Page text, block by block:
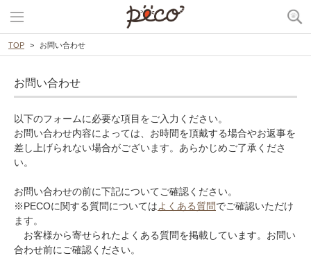
TOP お問い合わせ
お問い合わせ
以下のフォームに必要な項目をご入力ください。
お問い合わせ内容によっては、お時間を頂戴する場合やお返事を
差し上げられない場合がございます。あらかじめご了承くださ
い。
お問い合わせの前に下記についてご確認ください。
※PECOに関する質問についてはよくある質問でご確認いただけ
ます。
お客様から寄せられたよくある質問を掲載しています。お問い
合わせ前にご確認ください。